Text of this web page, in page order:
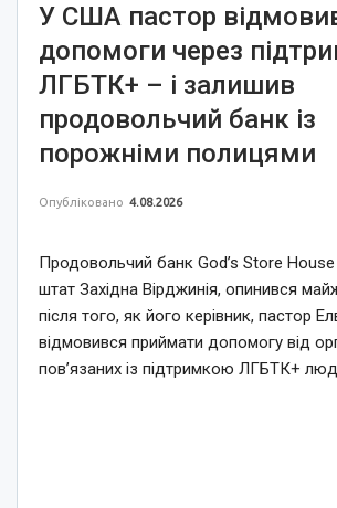
У США пастор
допомоги через
ЛГБТК+ – і залишив
продовольчий банк із
порожніми полицями
Опубліковано 4.08.2026
Продовольчий банк God’s Store House
штат Західна Вірджинія, опинився
після того, як його керівник, пастор
відмовився приймати допомогу від
пов’язаних із підтримкою ЛГБТК+